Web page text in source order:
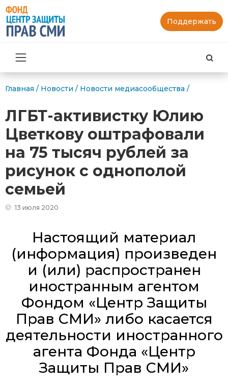
Поддержать
Главная / Новости / Новости медиасообщества /
ЛГБТ-активистку Юлию
Цветкову оштрафовали
на 75 тысяч рублей за
рисунок с однополой
семьей
13 июля 2020
Настоящий материал
(информация) произведен
и (или) распространен
иностранным агентом
Фондом «Центр Защиты
Прав СМИ» либо касается
деятельности иностранного
агента Фонда «Центр
Защиты Прав СМИ»